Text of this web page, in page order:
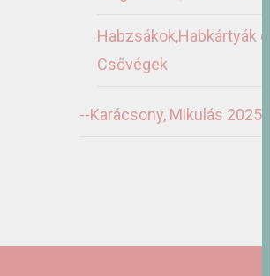
Habzsákok,Habkártyák és
Csővégek
--Karácsony, Mikulás 2025